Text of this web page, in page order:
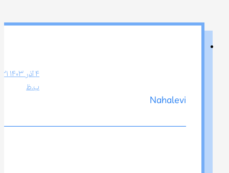
Nahalevi
ب.ظ